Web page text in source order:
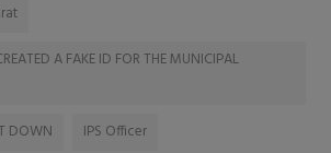
A FAKE ID FOR THE MUNICIPAL
DOWN
IPS Officer